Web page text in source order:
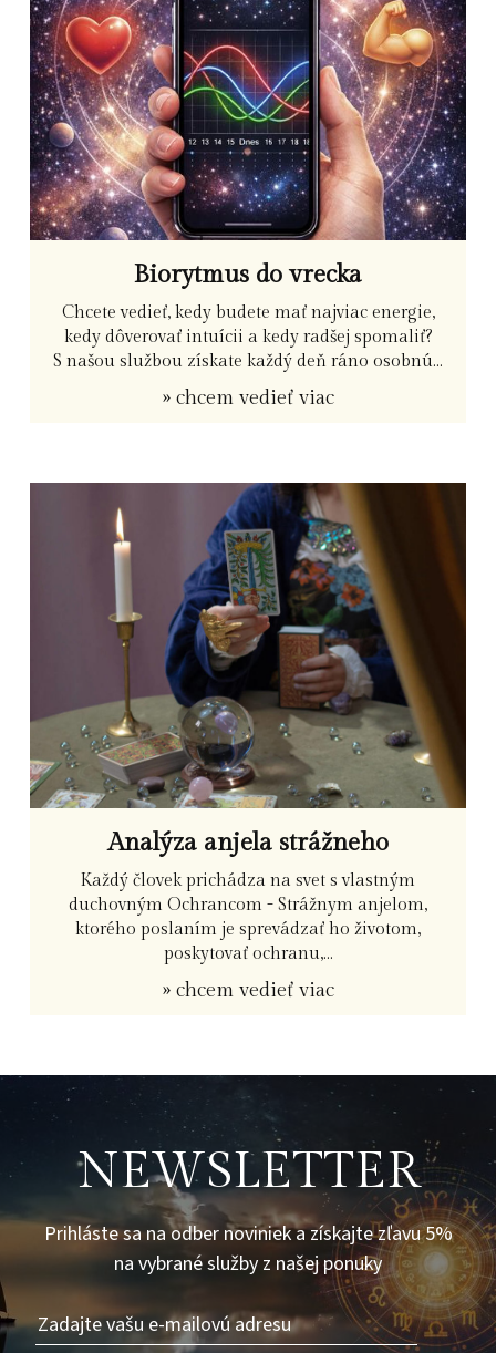
Biorytmus do vrecka
Chcete vedieť, kedy budete mať najviac energie,
kedy dôverovať intuícii a kedy radšej spomaliť?
S našou službou získate každý deň ráno osobnú...
» chcem vedieť viac
Analýza anjela strážneho
Každý človek prichádza na svet s vlastným
duchovným Ochrancom - Strážnym anjelom,
ktorého poslaním je sprevádzať ho životom,
poskytovať ochranu,...
» chcem vedieť viac
NEWSLETTER
Prihláste sa na odber noviniek a získajte zľavu 5%
na vybrané služby z našej ponuky